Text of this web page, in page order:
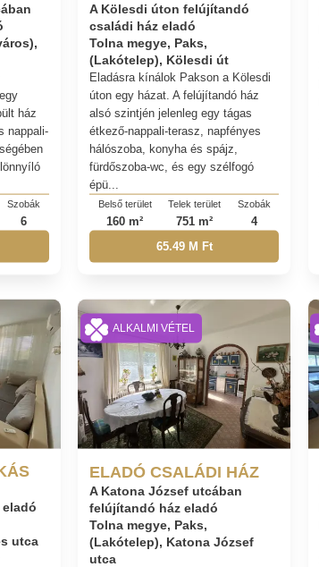
ház
nappali-
Szobák
6
A Kölesdi úton felújítandó
családi ház eladó
Tolna megye, Paks,
(Lakótelep), Kölesdi út
Eladásra kínálok Pakson a Kölesdi
úton egy házat. A felújítandó ház
alsó szintjén jelenleg egy tágas
étkező-nappali-terasz, napfényes
hálószoba, konyha és spájz,
fürdőszoba-wc, és egy szélfogó
épü...
Belső terület
160 m²
Telek terület
751 m²
Szobák
4
65.49 M Ft
utca
ELADÓ CSALÁDI HÁZ
A Katona József utcában
felújítandó ház eladó
Tolna megye, Paks,
(Lakótelep), Katona József
utca
ALKALMI VÉTEL